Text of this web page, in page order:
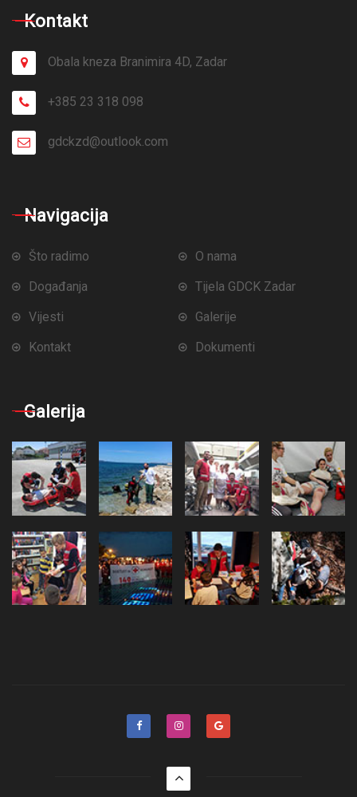
Kontakt
Obala kneza Branimira 4D, Zadar
+385 23 318 098
gdckzd@outlook.com
Navigacija
Što radimo
O nama
Događanja
Tijela GDCK Zadar
Vijesti
Galerije
Kontakt
Dokumenti
Galerija